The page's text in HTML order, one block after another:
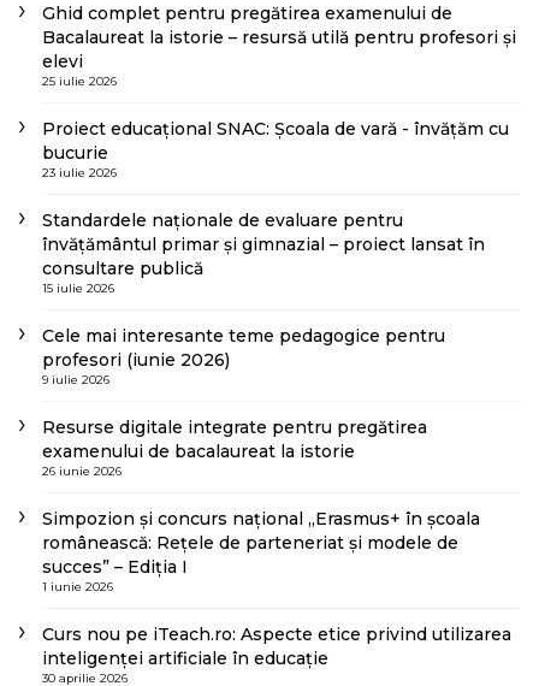
Ghid complet pentru pregătirea examenului de
Bacalaureat la istorie – resursă utilă pentru profesori și
elevi
25 iulie 2026
Proiect educațional SNAC: Școala de vară - învățăm cu
bucurie
23 iulie 2026
Standardele naționale de evaluare pentru
învățământul primar și gimnazial – proiect lansat în
consultare publică
15 iulie 2026
Cele mai interesante teme pedagogice pentru
profesori (iunie 2026)
9 iulie 2026
Resurse digitale integrate pentru pregătirea
examenului de bacalaureat la istorie
26 iunie 2026
Simpozion și concurs național „Erasmus+ în școala
românească: Rețele de parteneriat și modele de
succes” – Ediția I
1 iunie 2026
Curs nou pe iTeach.ro: Aspecte etice privind utilizarea
inteligenței artificiale în educație
30 aprilie 2026